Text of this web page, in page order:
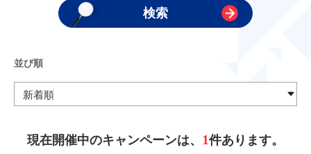
並び順
現在開催中のキャンペーンは、 1件あります。